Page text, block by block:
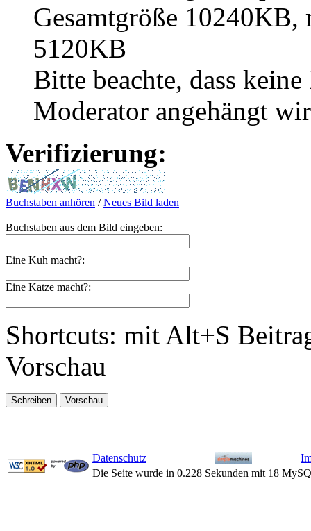
Gesamtgröße
5120KB
Bitte beachte, dass
Moderator angehängt
Verifizierung:
Buchstaben anhören /Neues Bild laden
Buchstaben aus dem Bild eingeben:
Eine Kuh macht?:
Eine Katze macht?:
Shortcuts: mit Alt+S
Vorschau
Datenschutz
Die Seite wurde in 0.228 Sekunden mit 18